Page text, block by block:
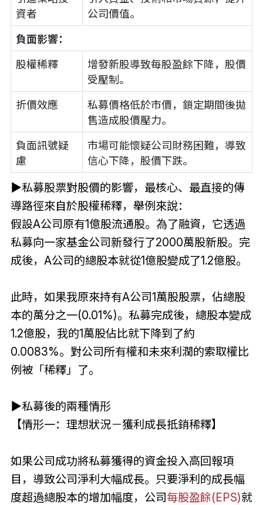
資者
公司價值。
負面影響：
股權稀釋
增發新股導致每股盈餘下降，股價
受壓制。
折價效應
私募價格低於市價，鎖定期間後拋
售造成股價壓力。
負面訊號疑
慮
市場可能懷疑公司財務困難，導致
信心下降，股價下跌。
▶私募股票對股價的影響，最核心、最直接的傳
導路徑來自於股權稀釋，舉例來說：
假設A公司原有1億股流通股。為了融資，它透過
私募向一家基金公司新發行了2000萬股新股。完
成後，A公司的總股本就從1億股變成了1.2億股。
此時，如果我原來持有A公司1萬股股票，佔總股
本的萬分之一(0.01%)。私募完成後，總股本變成
1.2億股，我的1萬股佔比就下降到了約
0.0083%。對公司所有權和未來利潤的索取權比
例被「稀釋」了。
▶私募後的兩種情形
【情形一：理想狀況－獲利成長抵銷稀釋】
如果公司成功將私募獲得的資金投入高回報項
目，導致公司淨利大幅成長。只要淨利的成長幅
度超過總股本的增加幅度，公司每股盈餘(EPS)就